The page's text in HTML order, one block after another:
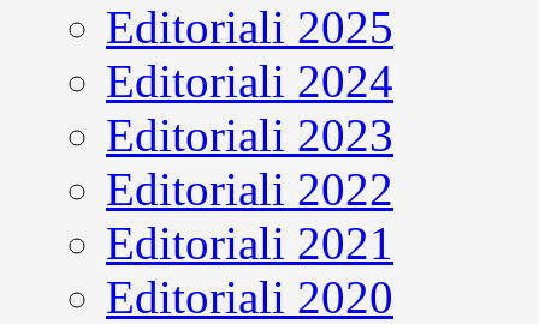
Editoriali 2025
Editoriali 2024
Editoriali 2023
Editoriali 2022
Editoriali 2021
Editoriali 2020